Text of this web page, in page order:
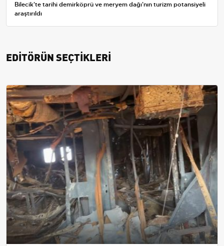
Bilecik'te tarihi demirköprü ve meryem dağı'nın turizm potansiyeli
araştırıldı
EDİTÖRÜN SEÇTİKLERİ